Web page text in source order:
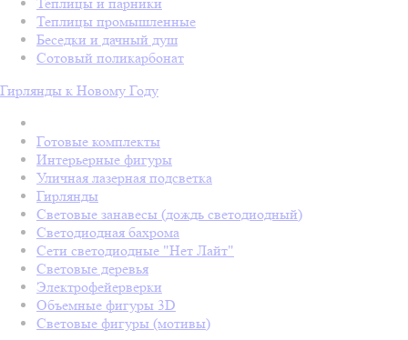
Теплицы промышленные
Беседки и дачный душ
Сотовый поликарбонат
Гирлянды к Новому Году
Готовые комплекты
Интерьерные фигуры
Уличная лазерная подсветка
Гирлянды
Световые занавесы (дождь светодиодный)
Светодиодная бахрома
Сети светодиодные "Нет Лайт"
Световые деревья
Электрофейерверки
Объемные фигуры 3D
Световые фигуры (мотивы)